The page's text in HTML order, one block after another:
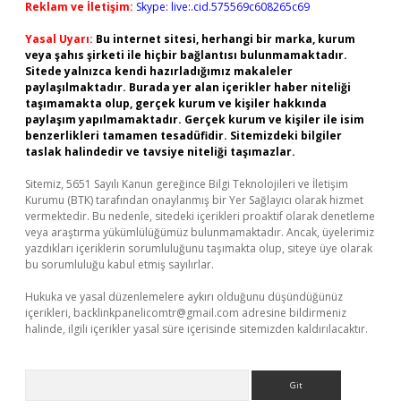
Reklam ve İletişim: Skype: live:.cid.575569c608265c69
Yasal Uyarı: Bu internet sitesi, herhangi bir marka, kurum
veya şahıs şirketi ile hiçbir bağlantısı bulunmamaktadır.
Sitede yalnızca kendi hazırladığımız makaleler
paylaşılmaktadır. Burada yer alan içerikler haber niteliği
taşımamakta olup, gerçek kurum ve kişiler hakkında
paylaşım yapılmamaktadır. Gerçek kurum ve kişiler ile isim
benzerlikleri tamamen tesadüfidir. Sitemizdeki bilgiler
taslak halindedir ve tavsiye niteliği taşımazlar.
Sitemiz, 5651 Sayılı Kanun gereğince Bilgi Teknolojileri ve İletişim
Kurumu (BTK) tarafından onaylanmış bir Yer Sağlayıcı olarak hizmet
vermektedir. Bu nedenle, sitedeki içerikleri proaktif olarak denetleme
veya araştırma yükümlülüğümüz bulunmamaktadır. Ancak, üyelerimiz
yazdıkları içeriklerin sorumluluğunu taşımakta olup, siteye üye olarak
bu sorumluluğu kabul etmiş sayılırlar.
Hukuka ve yasal düzenlemelere aykırı olduğunu düşündüğünüz
içerikleri, backlinkpanelicomtr@gmail.com adresine bildirmeniz
halinde, ilgili içerikler yasal süre içerisinde sitemizden kaldırılacaktır.